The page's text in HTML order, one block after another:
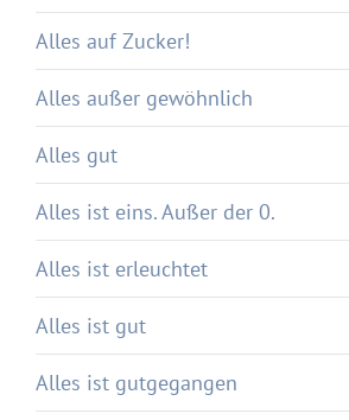
Alles auf Zucker!
Alles außer gewöhnlich
Alles gut
Alles ist eins. Außer der 0.
Alles ist erleuchtet
Alles ist gut
Alles ist gutgegangen